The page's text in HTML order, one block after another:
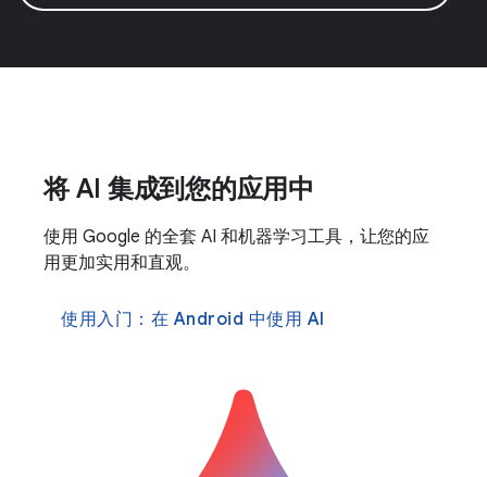
将 AI 集成到您的应用中
使用 Google 的全套 AI 和机器学习工具，让您的应
用更加实用和直观。
使用入门：在 Android 中使用 AI